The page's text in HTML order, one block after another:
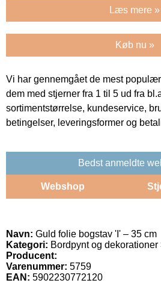
Læs mere »
Køb nu »
Vi har gennemgået de mest
dem med stjerner fra 1 til 5 ud fra
sortimentstørrelse, kundeservice,
betingelser, leveringsformer og
Bedst anmeldte
Webshop
Navn: Guld folie bogstav 'I' – 35 cm
Kategori: Bordpynt og
Producent:
Varenummer: 5759
EAN: 5902230772120